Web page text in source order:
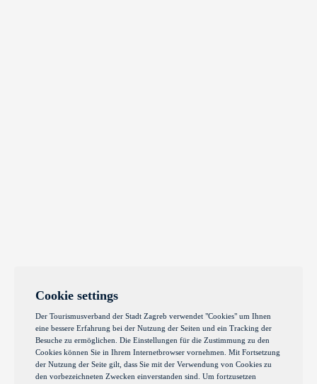
Cookie settings
Der Tourismusverband der Stadt Zagreb verwendet "Cookies" um Ihnen
eine bessere Erfahrung bei der Nutzung der Seiten und ein Tracking der
Besuche zu ermöglichen. Die Einstellungen für die Zustimmung zu den
Cookies können Sie in Ihrem Internetbrowser vornehmen. Mit Fortsetzung
der Nutzung der Seite gilt, dass Sie mit der Verwendung von Cookies zu
den vorbezeichneten Zwecken einverstanden sind. Um fortzusetzen